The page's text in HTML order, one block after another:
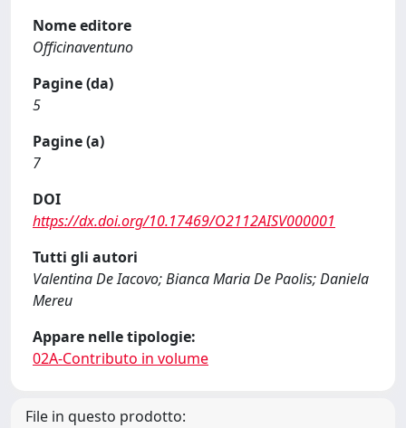
Nome editore
Officinaventuno
Pagine (da)
5
Pagine (a)
7
DOI
https://dx.doi.org/10.17469/O2112AISV000001
Tutti gli autori
Valentina De Iacovo; Bianca Maria De Paolis; Daniela
Mereu
Appare nelle tipologie:
02A-Contributo in volume
File in questo prodotto: